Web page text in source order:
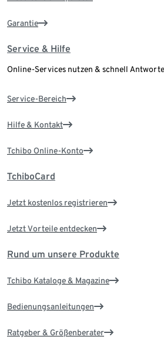
Garantie
Service & Hilfe
Online-Services nutzen & schnell
Service-Bereich
Hilfe & Kontakt
Tchibo Online-Konto
TchiboCard
Jetzt kostenlos registrieren
Jetzt Vorteile entdecken
Rund um unsere Produkte
Tchibo Kataloge & Magazine
Bedienungsanleitungen
Ratgeber & Größenberater